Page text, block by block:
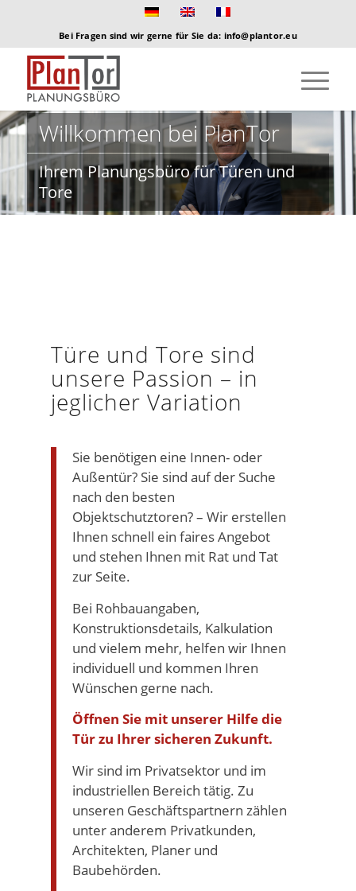
Bei Fragen sind wir gerne für Sie da: info@plantor.eu
Willkommen bei PlanTor
Ihrem Planungsbüro für Türen und
Tore
Türe und Tore sind
unsere Passion – in
jeglicher Variation
Sie benötigen eine Innen- oder
Außentür? Sie sind auf der Suche
nach den besten
Objektschutztoren? – Wir erstellen
Ihnen schnell ein faires Angebot
und stehen Ihnen mit Rat und Tat
zur Seite.
Bei Rohbauangaben,
Konstruktionsdetails, Kalkulation
und vielem mehr, helfen wir Ihnen
individuell und kommen Ihren
Wünschen gerne nach.
Öffnen Sie mit unserer Hilfe die
Tür zu Ihrer sicheren Zukunft.
Wir sind im Privatsektor und im
industriellen Bereich tätig. Zu
unseren Geschäftspartnern zählen
unter anderem Privatkunden,
Architekten, Planer und
Baubehörden.